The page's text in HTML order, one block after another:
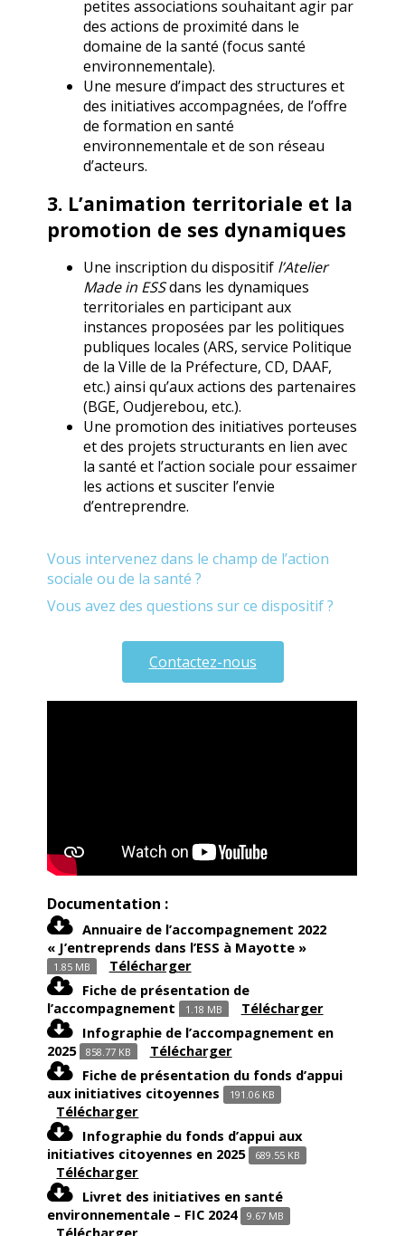
petites associations souhaitant agir par
des actions de proximité dans le
domaine de la santé (focus santé
environnementale).
Une mesure d’impact des structures et
des initiatives accompagnées, de l’offre
de formation en santé
environnementale et de son réseau
d’acteurs.
3. L’animation territoriale et la
promotion de ses dynamiques
Une inscription du dispositif l’Atelier
Made in ESSdans les dynamiques
territoriales en participant aux
instances proposées par les politiques
publiques locales (ARS, service Politique
de la Ville de la Préfecture, CD, DAAF,
etc.) ainsi qu’aux actions des partenaires
(BGE, Oudjerebou, etc.).
Une promotion des initiatives porteuses
et des projets structurants en lien avec
la santé et l’action sociale pour essaimer
les actions et susciter l’envie
d’entreprendre.
Vous intervenez dans le champ de l’action
sociale ou de la santé ?
Vous avez des questions sur ce dispositif ?
Contactez-nous
Documentation :
Annuaire de l’accompagnement 2022
« J’entreprends dans l’ESS à Mayotte »
1.85 MB
Télécharger
Fiche de présentation de
l’accompagnement 1.18 MB
Télécharger
Infographie de l’accompagnement en
2025 858.77 KB
Télécharger
Fiche de présentation du fonds d’appui
aux initiatives citoyennes 191.06 KB
Télécharger
Infographie du fonds d’appui aux
initiatives citoyennes en 2025 689.55 KB
Télécharger
Livret des initiatives en santé
environnementale – FIC 2024 9.67 MB